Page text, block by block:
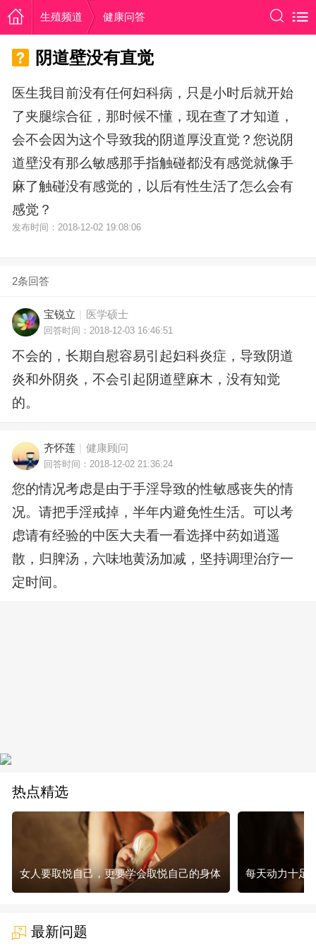
生殖频道 健康问答
阴道壁没有直觉
医生我目前没有任何妇科病，只是小时后就开始
了夹腿综合征，那时候不懂，现在查了才知道，
会不会因为这个导致我的阴道厚没直觉？您说阴
道壁没有那么敏感那手指触碰都没有感觉就像手
麻了触碰没有感觉的，以后有性生活了怎么会有
感觉？
发布时间：2018-12-02 19:08:06
2条回答
宝锐立 医学硕士
回答时间：2018-12-03 16:46:51
不会的，长期自慰容易引起妇科炎症，导致阴道
炎和外阴炎，不会引起阴道壁麻木，没有知觉
的。
齐怀莲 健康顾问
回答时间：2018-12-02 21:36:24
您的情况考虑是由于手淫导致的性敏感丧失的情
况。请把手淫戒掉，半年内避免性生活。可以考
虑请有经验的中医大夫看一看选择中药如逍遥
散，归脾汤，六味地黄汤加减，坚持调理治疗一
定时间。
热点精选
女人要取悦自己，更要学会取悦自己的身体 每天动力十足
最新问题